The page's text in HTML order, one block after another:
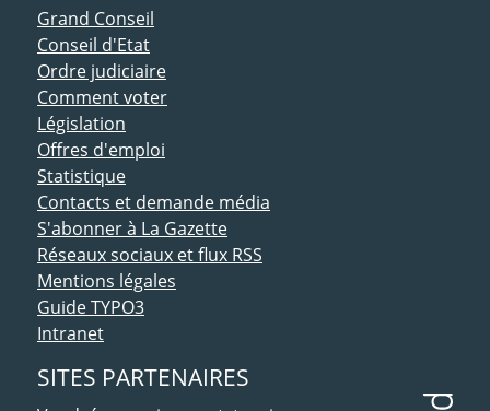
ACCÈS DIRECT
Grand Conseil
Conseil d'Etat
Ordre judiciaire
Comment voter
Législation
Offres d'emploi
Statistique
Contacts et demande média
S'abonner à La Gazette
Réseaux sociaux et flux RSS
Mentions légales
Guide TYPO3
Intranet
SITES PARTENAIRES